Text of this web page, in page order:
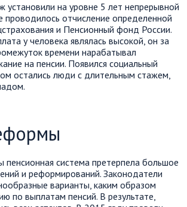
установили на уровне 5 лет непрерывной
проводилось отчисление определенной
и Пенсионный фонд России.
у человека являлась высокой, он за
времени нарабатывал
на пенсии. Появился социальный
остались люди с длительным стажем,
пенсионная система претерпела большое
и реформирований. Законодатели
варианты, каким образом
по выплатам пенсий. В результате,